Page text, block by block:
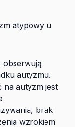
atypowy u
obserwują
autyzmu.
na autyzm jest
brak
wzrokiem